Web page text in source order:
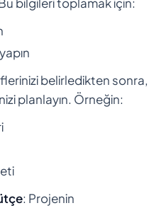
belirledikten sonra,
planlayın. Örneğin:
: Projenin